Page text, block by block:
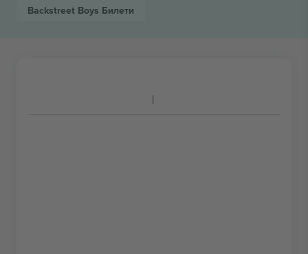
Backstreet Boys Билети